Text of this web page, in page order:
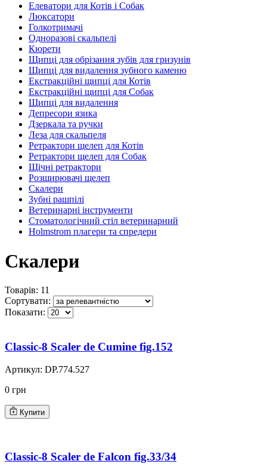
Елеватори для Котів і Собак
Люксатори
Голкотримачі
Одноразові скальпелі
Кюрети
Щипці для обрізання зубів для гризунів
Щипці для видалення зубного каменю
Екстракційні щипці для Котів
Екстракційні щипці для Собак
Щипці для видалення
Депресори язика
Дзеркала та ручки
Леза для скальпеля
Ретрактори щелеп для Котів
Ретрактори щелеп для Собак
Щічні ретрактори
Розширювачі щелеп
Скалери
Зубні рашпілі
Ветеринарні інструменти
Стоматологічний стіл ветеринарний
Holmstrom плагери та спредери
Скалери
Товарів: 11
Сортувати:
Показати:
Classic-8 Scaler de Cumine fig.152
Артикул: DP.774.527
0 грн
Купити
Classic-8 Scaler de Falcon fig.33/34